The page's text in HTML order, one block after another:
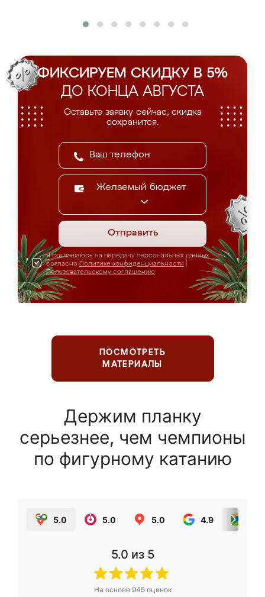
ФИКСИРУЕМ СКИДКУ В 5%
ДО КОНЦА АВГУСТА
Оставьте заявку сейчас, скидка
сохранится.
Желаемый бюджет
Отправить
Я соглашаюсь на передачу персональных данных
согласно Политике конфиденциальности
Пользовательскому соглашению
ПОСМОТРЕТЬ
МАТЕРИАЛЫ
Держим планку
серьезнее, чем чемпионы
по фигурному катанию
5.0 5.0 5.0 4.9
5.0 из 5
На основе 945оценок